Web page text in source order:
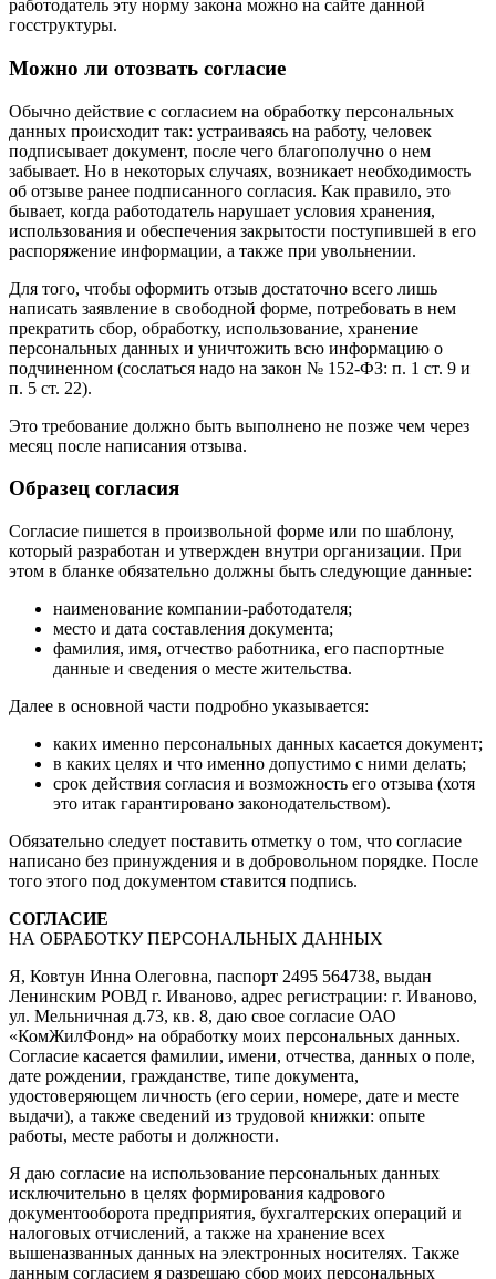
работодатель эту норму закона можно на сайте данной
госструктуры.
Можно ли отозвать согласие
Обычно действие с согласием на обработку персональных
данных происходит так: устраиваясь на работу, человек
подписывает документ, после чего благополучно о нем
забывает. Но в некоторых случаях, возникает необходимость
об отзыве ранее подписанного согласия. Как правило, это
бывает, когда работодатель нарушает условия хранения,
использования и обеспечения закрытости поступившей в его
распоряжение информации, а также при увольнении.
Для того, чтобы оформить отзыв достаточно всего лишь
написать заявление в свободной форме, потребовать в нем
прекратить сбор, обработку, использование, хранение
персональных данных и уничтожить всю информацию о
подчиненном (сослаться надо на закон № 152-ФЗ: п. 1 ст. 9 и
п. 5 ст. 22).
Это требование должно быть выполнено не позже чем через
месяц после написания отзыва.
Образец согласия
Согласие пишется в произвольной форме или по шаблону,
который разработан и утвержден внутри организации. При
этом в бланке обязательно должны быть следующие данные:
наименование компании-работодателя;
место и дата составления документа;
фамилия, имя, отчество работника, его паспортные
данные и сведения о месте жительства.
Далее в основной части подробно указывается:
каких именно персональных данных касается документ;
в каких целях и что именно допустимо с ними делать;
срок действия согласия и возможность его отзыва (хотя
это итак гарантировано законодательством).
Обязательно следует поставить отметку о том, что согласие
написано без принуждения и в добровольном порядке. После
того этого под документом ставится подпись.
СОГЛАСИЕ
НА ОБРАБОТКУ ПЕРСОНАЛЬНЫХ ДАННЫХ
Я, Ковтун Инна Олеговна, паспорт 2495 564738, выдан
Ленинским РОВД г. Иваново, адрес регистрации: г. Иваново,
ул. Мельничная д.73, кв. 8, даю свое согласие ОАО
«КомЖилФонд» на обработку моих персональных данных.
Согласие касается фамилии, имени, отчества, данных о поле,
дате рождении, гражданстве, типе документа,
удостоверяющем личность (его серии, номере, дате и месте
выдачи), а также сведений из трудовой книжки: опыте
работы, месте работы и должности.
Я даю согласие на использование персональных данных
исключительно в целях формирования кадрового
документооборота предприятия, бухгалтерских операций и
налоговых отчислений, а также на хранение всех
вышеназванных данных на электронных носителях. Также
данным согласием я разрешаю сбор моих персональных